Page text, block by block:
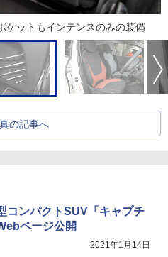
ケットもインテンスのみの装備
の記事へ
コンパクトSUV「キャプチ
ページ公開
2021年1月14日